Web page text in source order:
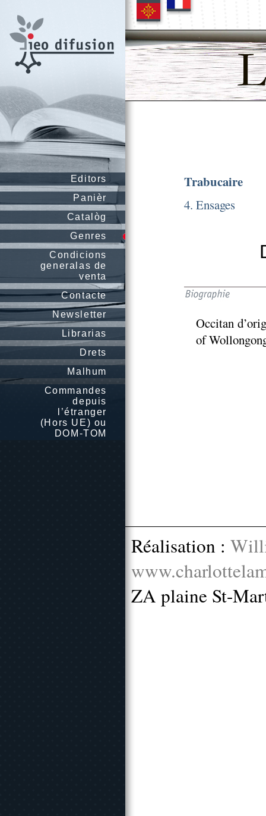
Editors
Panièr
Catalòg
Genres
Condicions
generalas de
venta
Contacte
Newsletter
Librarias
Drets
Malhum
Commandes
depuis
l’étranger
(Hors UE) ou
DOM-TOM
Trabucaire
4. Ensages
Occitan
of
Réalisation :
ZA plaine St-